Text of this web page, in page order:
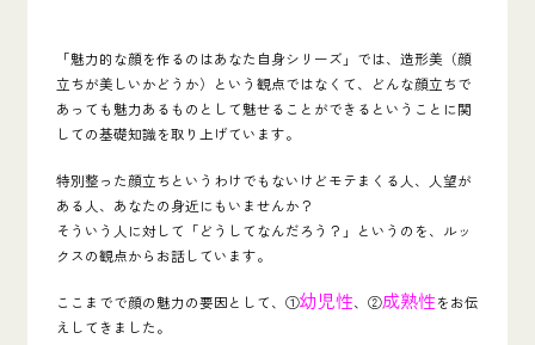
「魅力的な顔を作るのはあなた自身シリーズ」では、造形美（顔
立ちが美しいかどうか）という観点ではなくて、どんな顔立ちで
あっても魅力あるものとして魅せることができるということに関
しての基礎知識を取り上げています。
特別整った顔立ちというわけでもないけどモテまくる人、人望が
ある人、あなたの身近にもいませんか？
そういう人に対して 「どうしてなんだろう？」 というのを、ルッ
クスの観点からお話しています。
ここまでで顔の魅力の要因として、①幼児性、②成熟性をお伝
えしてきました。